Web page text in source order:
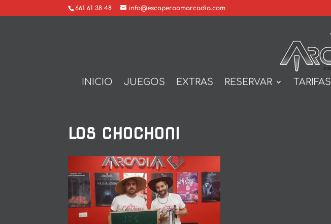
661 61 38 48 info@escaperoomarcadia.com
INICIO JUEGOS EXTRAS RESERVAR TARIFAS
LOS CHOCHONI